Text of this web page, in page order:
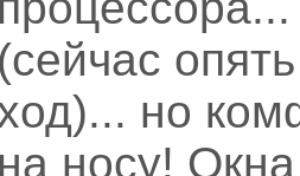
(сейчас
но
на носу!